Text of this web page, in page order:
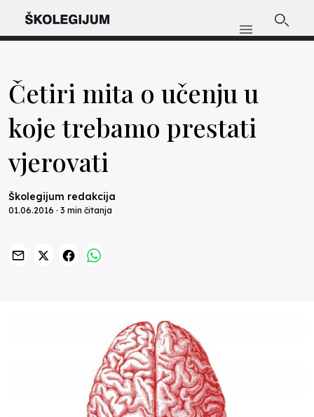
Četiri mita o učenju u
koje trebamo prestati
vjerovati
Školegijum redakcija
01.06.2016 · 3 min čitanja